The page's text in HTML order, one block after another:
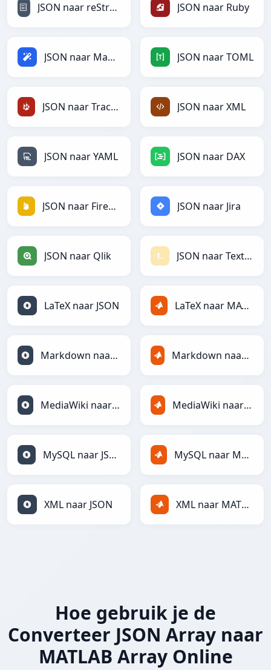
JSON naar reStructuredText JSON naar Ruby
JSON naar Magic JSON naar TOML
JSON naar TracWiki JSON naar XML
JSON naar YAML JSON naar DAX
JSON naar Firebase JSON naar Jira
JSON naar Qlik JSON naar Textile
LaTeX naar JSON LaTeX naar MATLAB
Markdown naar JSON Markdown naar MATLAB
MediaWiki naar JSON MediaWiki naar MATLAB
MySQL naar JSON MySQL naar MATLAB
XML naar JSON XML naar MATLAB
Hoe gebruik je de
Converteer JSON Array naar
MATLAB Array Online